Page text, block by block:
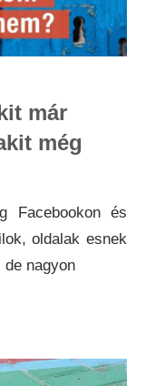
már
még
Facebookon és
oldalak esnek
nagyon